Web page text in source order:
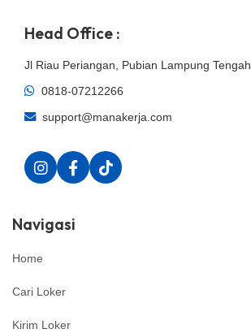
Head Office :
Jl Riau Periangan, Pubian Lampung Tengah
0818-07212266
support@manakerja.com
Navigasi
Home
Cari Loker
Kirim Loker